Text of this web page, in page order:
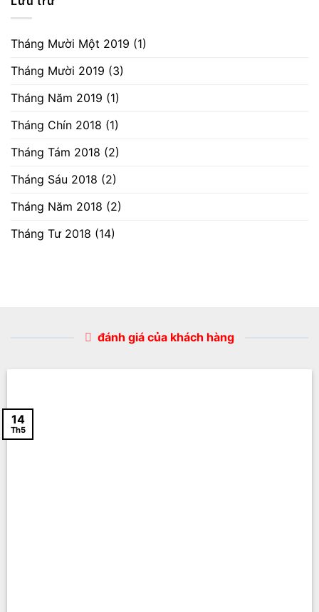
Tháng Mười Một 2019 (1)
Tháng Mười 2019 (3)
Tháng Năm 2019 (1)
Tháng Chín 2018 (1)
Tháng Tám 2018 (2)
Tháng Sáu 2018 (2)
Tháng Năm 2018 (2)
Tháng Tư 2018 (14)
đánh giá của khách hàng
14
Th5